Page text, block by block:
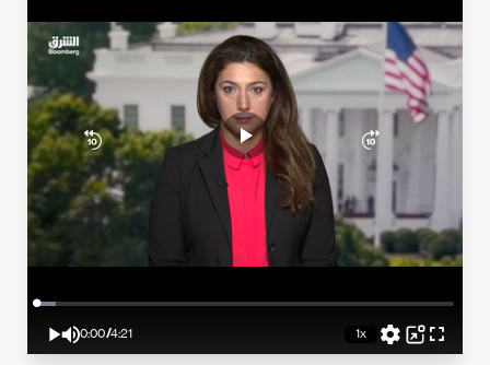
PlayMute
Current
0:00/
Duration
4:21
Loaded:
1xPlayback
Rate
Picture-
in-
Fullscreen